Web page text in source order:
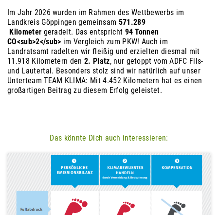
Im Jahr 2026 wurden im Rahmen des Wettbewerbs im
Landkreis Göppingen gemeinsam 571.289
Kilometer geradelt. Das entspricht 94 Tonnen
CO<sub>2</sub> im Vergleich zum PKW! Auch im
Landratsamt radelten wir fleißig und erzielten diesmal mit
11.918 Kilometern den2. Platz, nur getoppt vom ADFC Fils-
und Lautertal. Besonders stolz sind wir natürlich auf unser
Unterteam TEAM KLIMA: Mit 4.452 Kilometern hat es einen
großartigen Beitrag zu diesem Erfolg geleistet.
Das könnte Dich auch interessieren: